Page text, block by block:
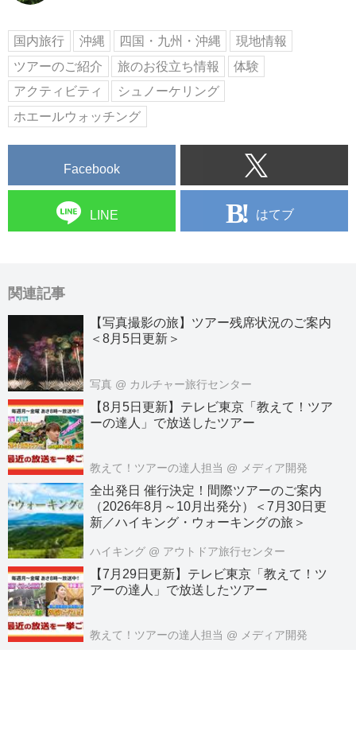
国内旅行 沖縄 四国・九州・沖縄
現地情報
ツアーのご紹介
旅のお役立ち情報
体験
アクティビティ
シュノーケリング
ホエールウォッチング
Facebook
LINE はてブ
関連記事
【写真撮影の旅】ツアー残席状況のご案内
＜8月5日更新＞
写真 @ カルチャー旅行センター
【8月5日更新】テレビ東京「教えて！ツア
ーの達人」で放送したツアー
教えて！ツアーの達人担当 @ メディア開発
全出発日 催行決定！間際ツアーのご案内
（2026年8月～10月出発分）＜7月30日更
新／ハイキング・ウォーキングの旅＞
ハイキング @ アウトドア旅行センター
【7月29日更新】テレビ東京「教えて！ツ
アーの達人」で放送したツアー
教えて！ツアーの達人担当 @ メディア開発